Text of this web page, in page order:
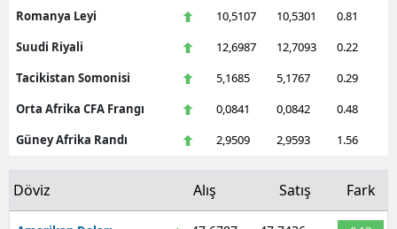
Romanya Leyi
10,5107 10,5301
0.81
Suudi Riyali
12,6987 12,7093
0.22
Tacikistan Somonisi
5,1685 5,1767
0.29
Orta Afrika CFA Frangı
0,0841 0,0842
0.48
Güney Afrika Randı
2,9509 2,9593 1.56
Döviz Alış Satış Fark